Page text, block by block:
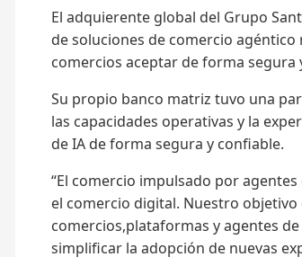
El adquierente global del Grupo
de soluciones de comercio
comercios aceptar de forma segura
Su propio banco matriz tuvo una
las capacidades operativas y la
de IA de forma segura y confiable.
“El comercio impulsado por
el comercio digital. Nuestro
comercios,plataformas y agentes
simplificar la adopción de nuevas